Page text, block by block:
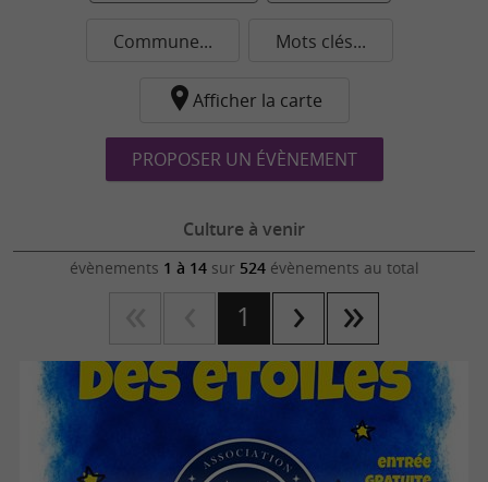
Commune... Mots clés...
Afficher la carte
PROPOSER UN ÉVÈNEMENT
Culture à venir
évènements 1 à 14sur 524évènements au total
1